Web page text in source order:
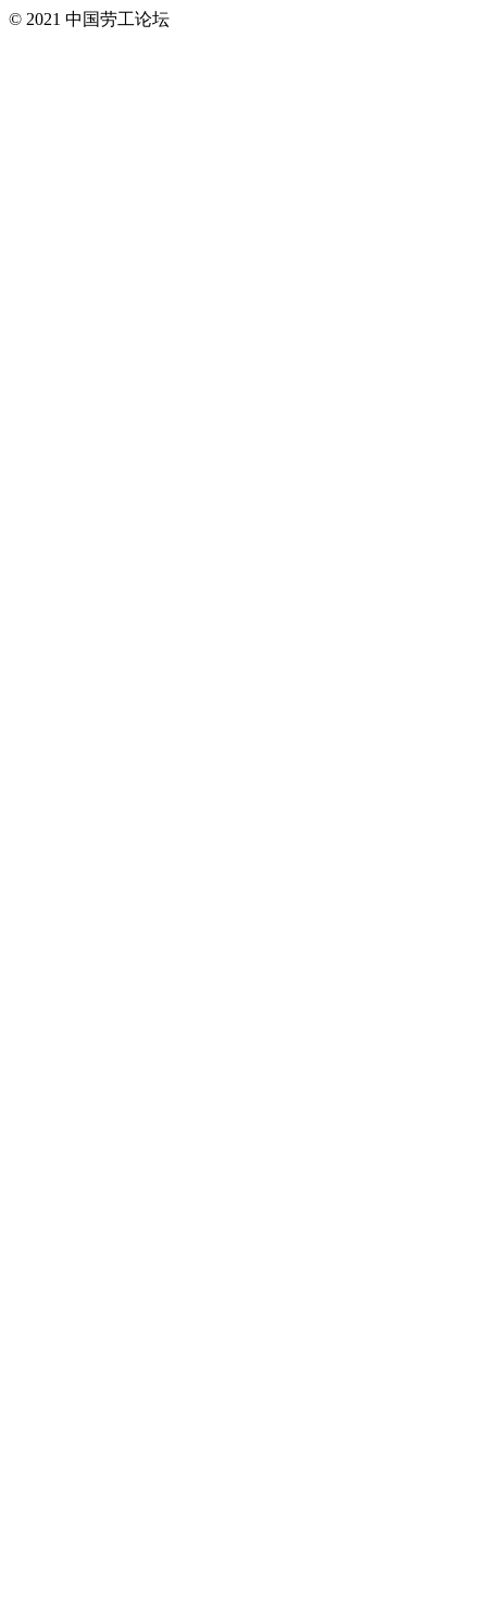
© 2021 中国劳工论坛